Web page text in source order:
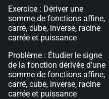
Exercice : Dériver une
somme de fonctions affine,
carré, cube, inverse, racine
carrée et puissance
Problème : Étudier le signe
de la fonction dérivée d'une
somme de fonctions affine,
carré, cube, inverse, racine
carrée et puissance